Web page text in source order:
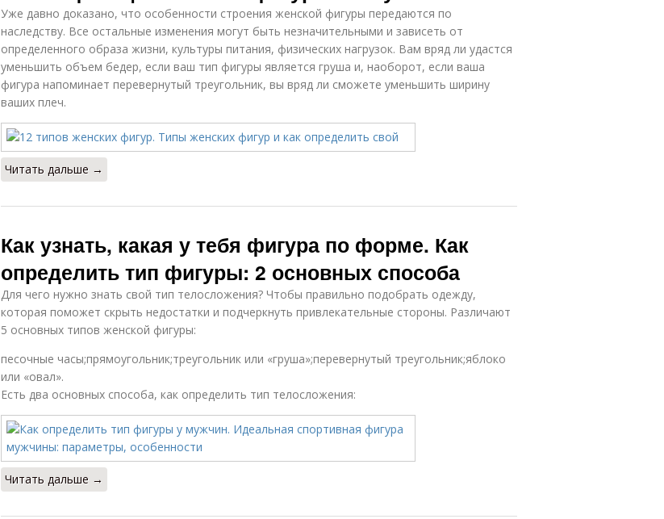
Уже давно доказано, что особенности строения женской фигуры передаются по
наследству. Все остальные изменения могут быть незначительными и зависеть от
определенного образа жизни, культуры питания, физических нагрузок. Вам вряд ли удастся
уменьшить объем бедер, если ваш тип фигуры является груша и, наоборот, если ваша
фигура напоминает перевернутый треугольник, вы вряд ли сможете уменьшить ширину
ваших плеч.
Читать дальше →
Как узнать, какая у тебя фигура по форме. Как
определить тип фигуры: 2 основных способа
Для чего нужно знать свой тип телосложения? Чтобы правильно подобрать одежду,
которая поможет скрыть недостатки и подчеркнуть привлекательные стороны. Различают
5 основных типов женской фигуры:
песочные часы;прямоугольник;треугольник или «груша»;перевернутый треугольник;яблоко
или «овал».
Есть два основных способа, как определить тип телосложения:
Читать дальше →